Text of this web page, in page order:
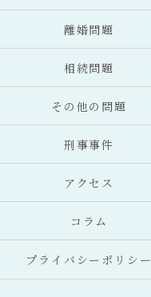
離婚問題
相続問題
その他の問題
刑事事件
アクセス
コラム
プライバシーポリシー